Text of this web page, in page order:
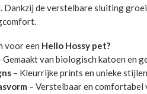
Dankzij de verstelbare sluiting
voor een Hello Hossy pet?
Gemaakt van biologisch katoen en
– Kleurrijke prints en unieke stijlen
– Verstelbaar en